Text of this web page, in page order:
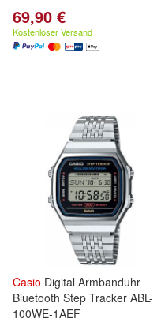
69,90 €
Kostenloser Versand
Casio Digital Armbanduhr
Bluetooth Step Tracker ABL-
100WE-1AEF